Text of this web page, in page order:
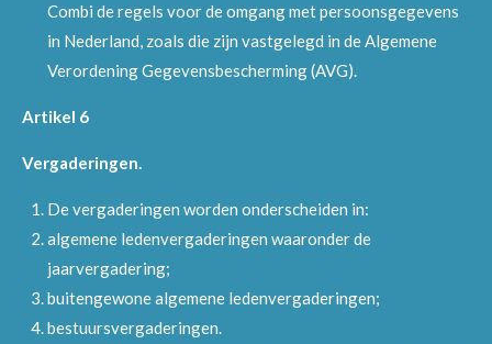
Combi de regels voor de omgang met persoonsgegevens
in Nederland, zoals die zijn vastgelegd in de Algemene
Verordening Gegevensbescherming (AVG).
Artikel 6
Vergaderingen.
De vergaderingen worden onderscheiden in:
algemene ledenvergaderingen waaronder de
jaarvergadering;
buitengewone algemene ledenvergaderingen;
bestuursvergaderingen.